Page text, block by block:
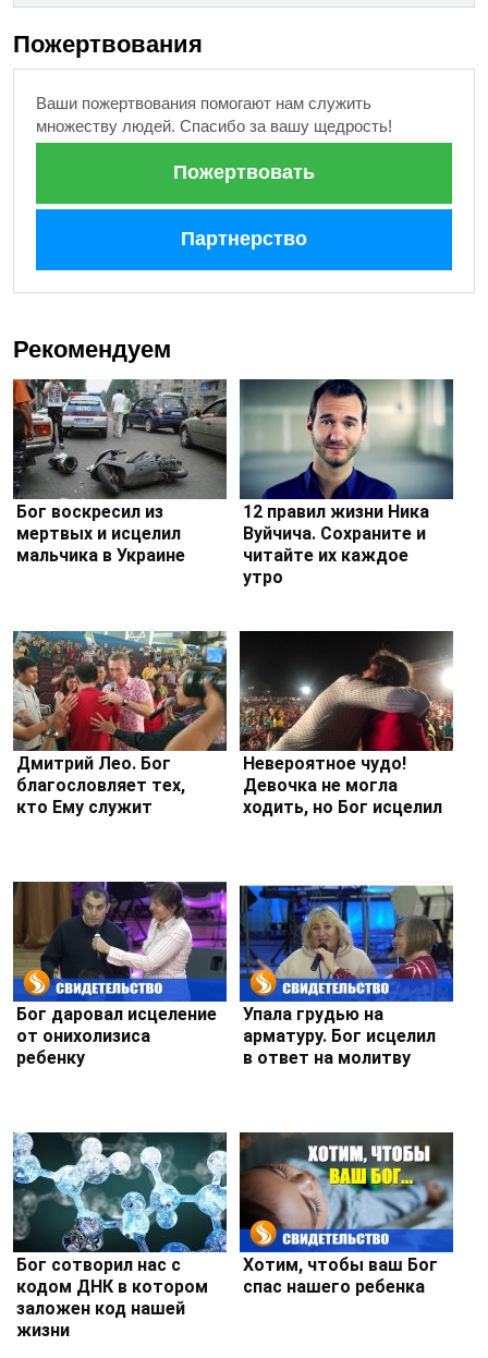
Пожертвования
Ваши пожертвования помогают нам служить
множеству людей. Спасибо за вашу щедрость!
Пожертвовать
Партнерство
Рекомендуем
Бог воскресил из
мертвых и исцелил
мальчика в Украине
12 правил жизни Ника
Вуйчича. Сохраните и
читайте их каждое
утро
Дмитрий Лео. Бог
благословляет тех,
кто Ему служит
Невероятное чудо!
Девочка не могла
ходить, но Бог исцелил
Бог даровал исцеление
от онихолизиса
ребенку
Упала грудью на
арматуру. Бог исцелил
в ответ на молитву
Бог сотворил нас с
кодом ДНК в котором
заложен код нашей
жизни
Хотим, чтобы ваш Бог
спас нашего ребенка